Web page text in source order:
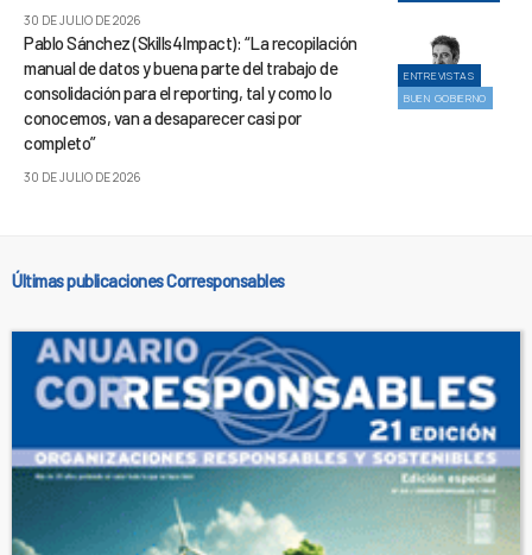
30 DE JULIO DE 2026
ENTREVISTAS
BUEN GOBIERNO
Pablo Sánchez (Skills4Impact): “La recopilación
manual de datos y buena parte del trabajo de
consolidación para el reporting, tal y como lo
conocemos, van a desaparecer casi por
completo”
30 DE JULIO DE 2026
Últimas publicaciones Corresponsables